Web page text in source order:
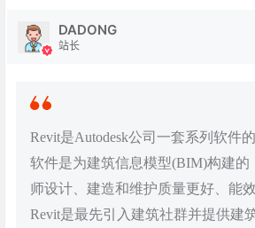
DADONG
站长
Revit是Autodesk公司一套系列软件
软件是为建筑信息模型(BIM)构建的
师设计、建造和维护质量更好、能
Revit是最先引入建筑社群并提供建